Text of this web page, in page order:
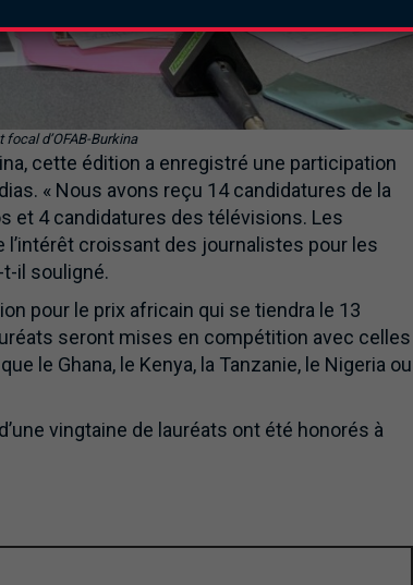
d’OFAB-Burkina
cette édition a enregistré une participation
« Nous avons reçu 14 candidatures de la
et 4 candidatures des télévisions. Les
croissant des journalistes pour les
il souligné.
pour le prix africain qui se tiendra le 13
seront mises en compétition avec celles
le Ghana, le Kenya, la Tanzanie, le Nigeria ou
vingtaine de lauréats ont été honorés à